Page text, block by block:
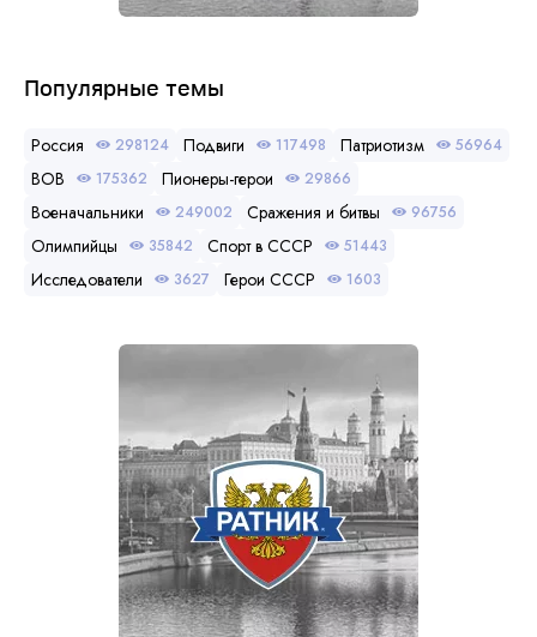
Популярные темы
Россия 298124 Подвиги 117498 Патриотизм 56964
ВОВ 175362 Пионеры-герои 29866
Военачальники 249002 Сражения и битвы 96756
Олимпийцы 35842 Спорт в СССР 51443
Исследователи 3627 Герои СССР 1603